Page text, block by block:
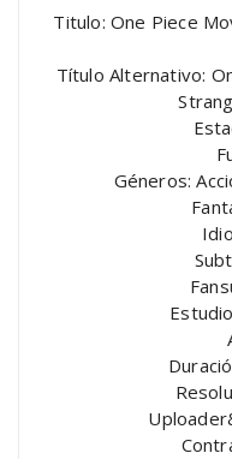
Titulo: One Piece
Título Alternativo:
Géneros: